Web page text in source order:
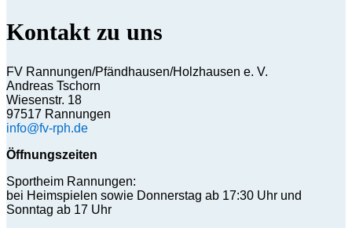
Kontakt zu uns
FV Rannungen/Pfändhausen/Holzhausen e. V.
Andreas Tschorn
Wiesenstr. 18
97517 Rannungen
info@fv-rph.de
Öffnungszeiten
Sportheim Rannungen:
bei Heimspielen sowie Donnerstag ab 17:30 Uhr und
Sonntag ab 17 Uhr